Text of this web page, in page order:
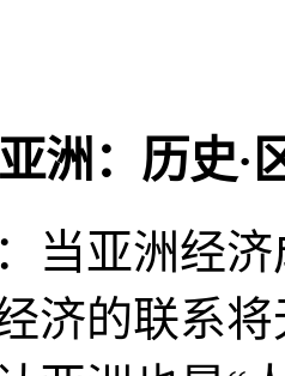
洲：历史·
当亚洲经
济的联系